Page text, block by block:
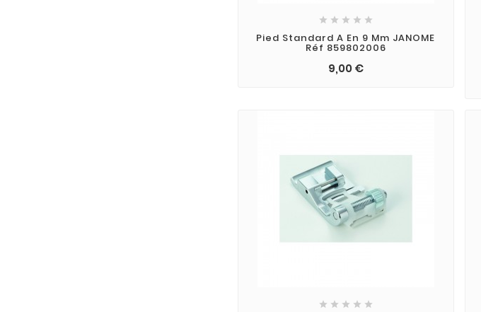
    
Pied Standard A En 9 Mm JANOME
Réf 859802006
9,00 €
    